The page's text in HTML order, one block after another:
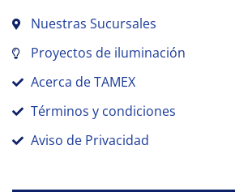
Nuestras Sucursales
Proyectos de iluminación
Acerca de TAMEX
Términos y condiciones
Aviso de Privacidad